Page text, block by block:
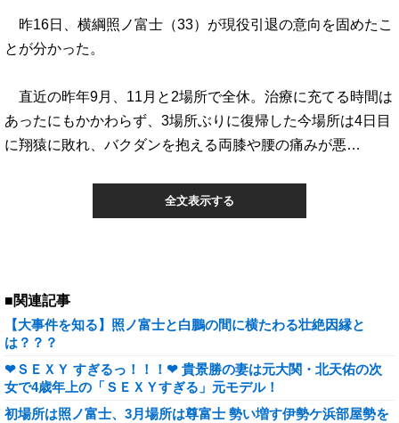
昨16日、横綱照ノ富士（33）が現役引退の意向を固めたこ
とが分かった。
直近の昨年9月、11月と2場所で全休。治療に充てる時間は
あったにもかかわらず、3場所ぶりに復帰した今場所は4日目
に翔猿に敗れ、バクダンを抱える両膝や腰の痛みが悪…
全文表示する
■関連記事
【大事件を知る】照ノ富士と白鵬の間に横たわる壮絶因縁と
は？？？
❤ＳＥＸＹ すぎるっ！！！❤ 貴景勝の妻は元大関・北天佑の次
女で4歳年上の「ＳＥＸＹすぎる」元モデル！
初場所は照ノ富士、3月場所は尊富士 勢い増す伊勢ケ浜部屋勢を